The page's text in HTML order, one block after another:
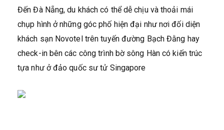
Đến Đà Nẵng, du khách có thể dễ chịu và thoải mái
chụp hình ở những góc phố hiện đại như nơi đối diện
khách sạn Novotel trên tuyến đường Bạch Đằng hay
check-in bên các công trình bờ sông Hàn có kiến trúc
tựa như ở đảo quốc sư tử Singapore